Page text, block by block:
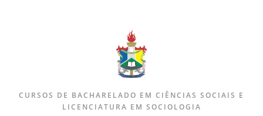
CURSOS DE BACHARELADO EM CIÊNCIAS SOCIAIS E
LICENCIATURA EM SOCIOLOGIA